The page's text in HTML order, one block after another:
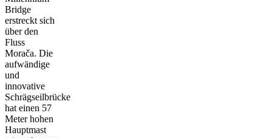
Bridge
erstreckt sich
über den
Fluss
Morača. Die
aufwändige
und
innovative
Schrägseilbrücke
hat einen 57
Meter hohen
Hauptmast